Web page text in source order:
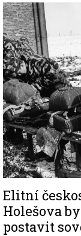
Image
Elitní
Holešova
postavit